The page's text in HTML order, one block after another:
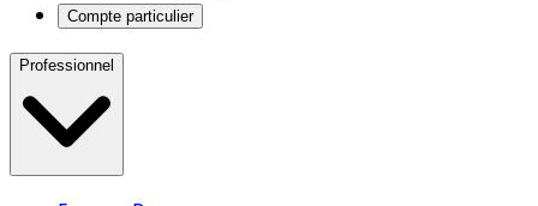
Compte particulier
Professionnel